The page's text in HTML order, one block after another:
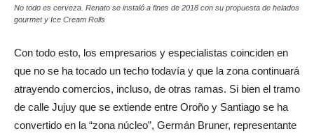
No todo es cerveza. Renato se instaló a fines de 2018 con su propuesta de helados
Con todo esto, los empresarios y especialistas coinciden en
que no se ha tocado un techo todavía y que la zona continuará
atrayendo comercios, incluso, de otras ramas. Si bien el tramo
de calle Jujuy que se extiende entre Oroño y Santiago se ha